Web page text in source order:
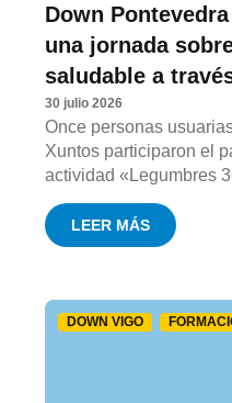
Down
una jornada
saludable a
30 julio 2026
Once personas
Xuntos participaron el
actividad «Legumbres
LEER MÁS
DOWN VIGO